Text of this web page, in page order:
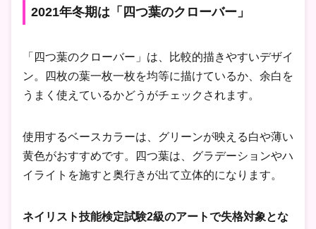
2021年冬期は「四つ葉のクローバー」
「四つ葉のクローバー」は、比較的描きやすいデザイ
ン。四枚の葉一枚一枚を均等に描けているか、余白を
うまく使えているかどうがチェックされます。
使用するベースカラーは、グリーンが映える白や薄い
黄色がおすすめです。四つ葉は、グラデーションやハ
イライトを施すと奥行きが出て立体的になります。
ネイリスト技能検定試験2級のアートで失格対象とな